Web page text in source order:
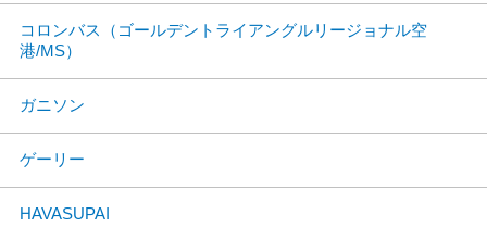
コロンバス（ゴールデントライアングルリージョナル空
港/MS）
ガニソン
ゲーリー
HAVASUPAI